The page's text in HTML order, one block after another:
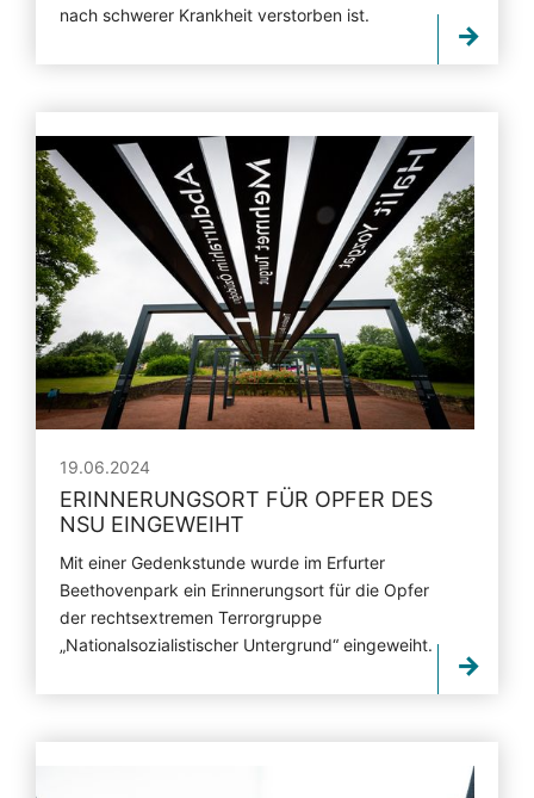
nach schwerer Krankheit verstorben ist.
19.06.2024
ERINNERUNGSORT FÜR OPFER DES
NSU EINGEWEIHT
Mit einer Gedenkstunde wurde im Erfurter
Beethovenpark ein Erinnerungsort für die Opfer
der rechtsextremen Terrorgruppe
„Nationalsozialistischer Untergrund“ eingeweiht.